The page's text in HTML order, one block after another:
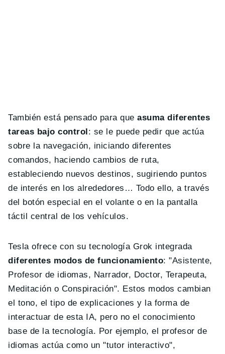
También está pensado para queasuma diferentes
tareas bajo control: se le puede pedir que actúa
sobre la navegación, iniciando diferentes
comandos, haciendo cambios de ruta,
estableciendo nuevos destinos, sugiriendo puntos
de interés en los alrededores… Todo ello, a través
del botón especial en el volante o en la pantalla
táctil central de los vehículos.
Tesla ofrece con su tecnología Grok integrada
diferentes modos de funcionamiento: "Asistente,
Profesor de idiomas, Narrador, Doctor, Terapeuta,
Meditación o Conspiración". Estos modos cambian
el tono, el tipo de explicaciones y la forma de
interactuar de esta IA, pero no el conocimiento
base de la tecnología. Por ejemplo, el profesor de
idiomas actúa como un "tutor interactivo",